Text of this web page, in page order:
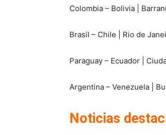
Colombia – Bolivia |
Brasil – Chile | Rio de
Paraguay – Ecuador |
Argentina – Venezuela |
Noticias